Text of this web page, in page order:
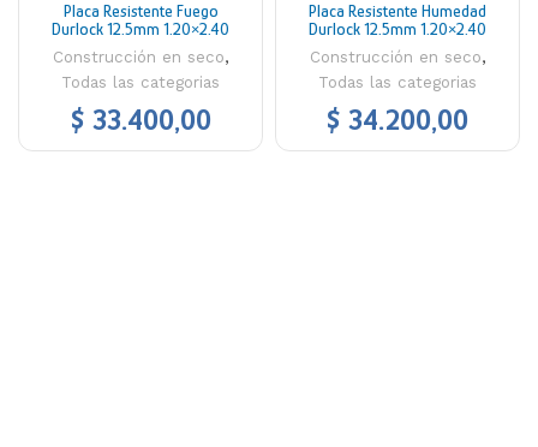
Placa Resistente Fuego
Durlock 12.5mm 1.20×2.40
Construcción en seco,
Todas las categorias
$ 33.400,00
Placa Resistente Humedad
Durlock 12.5mm 1.20×2.40
Construcción en seco,
Todas las categorias
$ 34.200,00